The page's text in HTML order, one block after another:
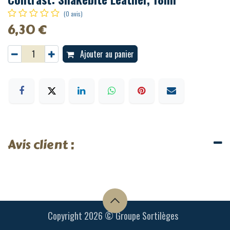
(0 avis)
6,30€
Ajouter au panier
Avis client :
Copyright 2026 © Groupe Sortilèges